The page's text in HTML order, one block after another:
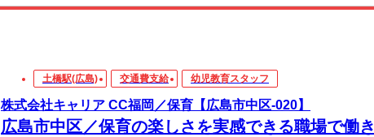
土橋駅(広島) 交通費支給 幼児教育スタッフ
株式会社キャリア CC福岡／保育【広島市中区-020】
広島市中区／保育の楽しさを実感できる職場で働き